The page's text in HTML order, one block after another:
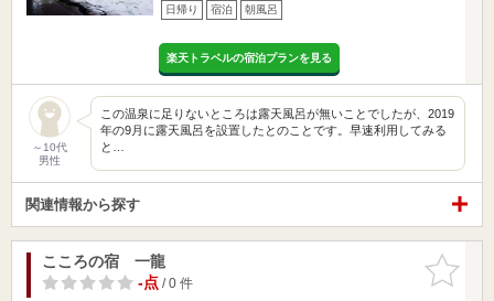
日帰り 宿泊 朝風呂
楽天トラベルの宿泊プランを見る
～10代
男性
この温泉に足りないところは露天風呂が無いことでしたが、2019
年の9月に露天風呂を設置したとのことです。早速利用してみる
と…
関連情報から探す
お気に入
りに追加
こころの宿 一龍
-点/ 0 件